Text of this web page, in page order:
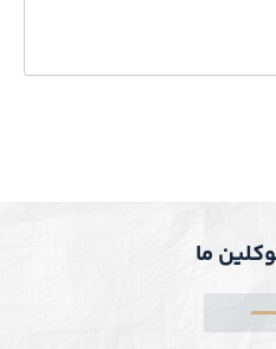
ما